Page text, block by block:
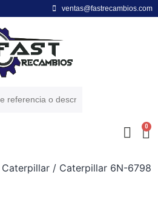
ventas@fastrecambios.com
0
Caterpillar / Caterpillar 6N-6798